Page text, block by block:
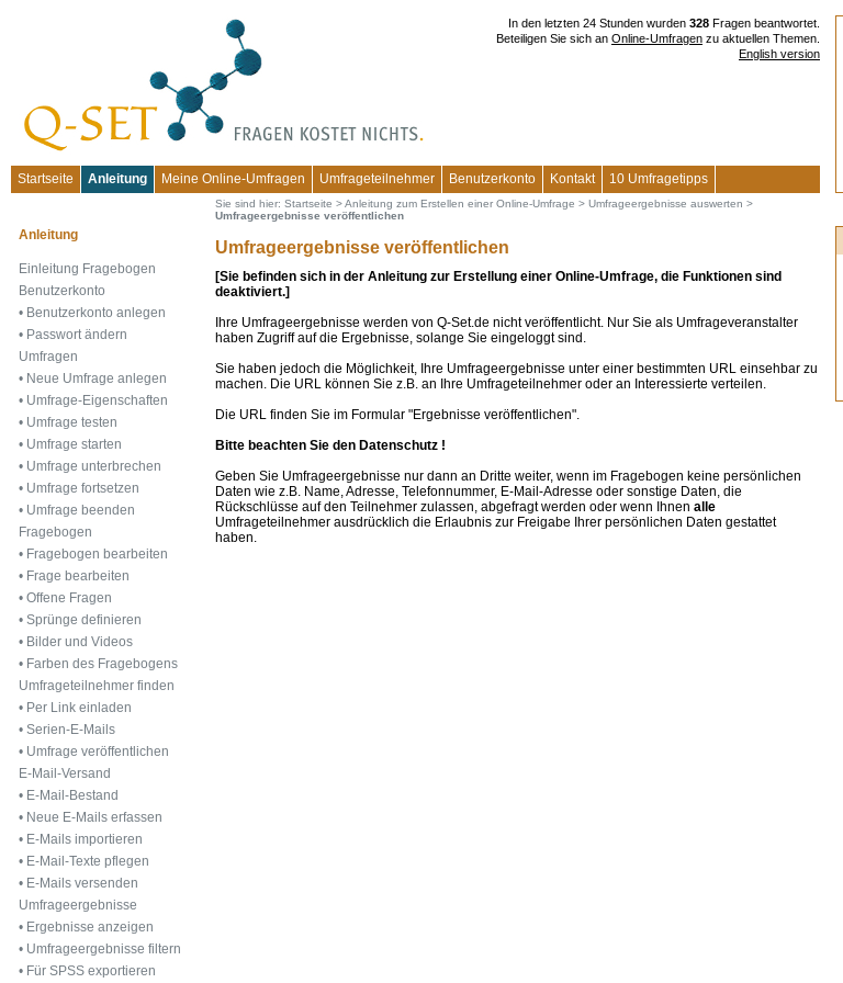
In den letzten 24 Stunden wurden 328 Fragen beantwortet.
Beteiligen Sie sich an Online-Umfragen zu aktuellen Themen.
English version
Startseite
Anleitung Meine Online-Umfragen Umfrageteilnehmer Benutzerkonto Kontakt 10 Umfragetipps
Sie sind hier: Startseite >Anleitung zum Erstellen einer Online-Umfrage > Umfrageergebnisse auswerten >
Umfrageergebnisse veröffentlichen
Umfrageergebnisse veröffentlichen
[Sie befinden sich in der Anleitung zur Erstellung einer Online-Umfrage, die Funktionen sind
deaktiviert.]
Ihre Umfrageergebnisse werden von Q-Set.de nicht veröffentlicht. Nur Sie als Umfrageveranstalter
haben Zugriff auf die Ergebnisse, solange Sie eingeloggt sind.
Sie haben jedoch die Möglichkeit, Ihre Umfrageergebnisse unter einer bestimmten URL einsehbar zu
machen. Die URL können Sie z.B. an Ihre Umfrageteilnehmer oder an Interessierte verteilen.
Die URL finden Sie im Formular "Ergebnisse veröffentlichen".
Bitte beachten Sie den Datenschutz !
Geben Sie Umfrageergebnisse nur dann an Dritte weiter, wenn im Fragebogen keine persönlichen
Daten wie z.B. Name, Adresse, Telefonnummer, E-Mail-Adresse oder sonstige Daten, die
Rückschlüsse auf den Teilnehmer zulassen, abgefragt werden oder wenn Ihnen alle
Umfrageteilnehmer ausdrücklich die Erlaubnis zur Freigabe Ihrer persönlichen Daten gestattet
haben.
Anleitung
Einleitung Fragebogen
Benutzerkonto
• Benutzerkonto anlegen
• Passwort ändern
Umfragen
• Neue Umfrage anlegen
• Umfrage-Eigenschaften
• Umfrage testen
• Umfrage starten
• Umfrage unterbrechen
• Umfrage fortsetzen
• Umfrage beenden
Fragebogen
• Fragebogen bearbeiten
• Frage bearbeiten
• Offene Fragen
• Sprünge definieren
• Bilder und Videos
• Farben des Fragebogens
Umfrageteilnehmer finden
• Per Link einladen
• Serien-E-Mails
• Umfrage veröffentlichen
E-Mail-Versand
• E-Mail-Bestand
• Neue E-Mails erfassen
• E-Mails importieren
• E-Mail-Texte pflegen
• E-Mails versenden
Umfrageergebnisse
• Ergebnisse anzeigen
• Umfrageergebnisse filtern
• Für SPSS exportieren